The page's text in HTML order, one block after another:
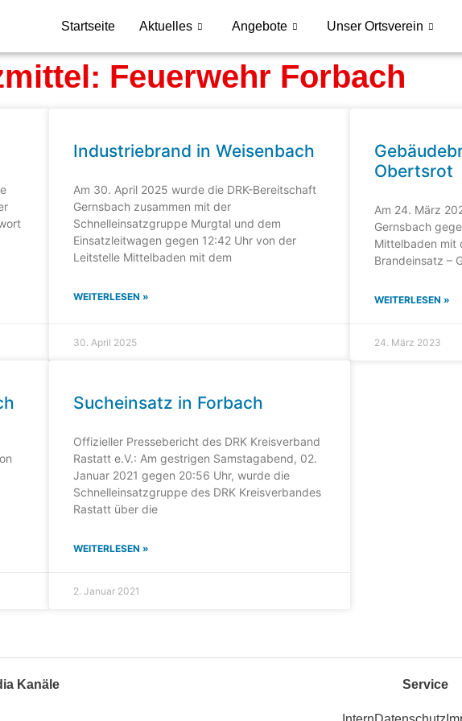
Startseite Aktuelles Angebote Unser Ortsverein
Feuerwehr Forbach
Industriebrand in Weisenbach
Am 30. April 2025 wurde die DRK-Bereitschaft
Gernsbach zusammen mit der
Schnelleinsatzgruppe Murgtal und dem
Einsatzleitwagen gegen 12:42 Uhr von der
Leitstelle Mittelbaden mit dem
WEITERLESEN »
30. April 2025
Obertsrot
Am 24. März
Gernsbach
Mittelbaden mit
Brandeinsatz –
WEITERLESEN »
24. März 2023
Sucheinsatz in Forbach
Offizieller Pressebericht des DRK Kreisverband
Rastatt e.V.: Am gestrigen Samstagabend, 02.
Januar 2021 gegen 20:56 Uhr, wurde die
Schnelleinsatzgruppe des DRK Kreisverbandes
Rastatt über die
WEITERLESEN »
2. Januar 2021
Kanäle Service